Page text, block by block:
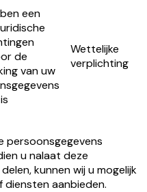
een
de
van uw
Wettelijke
verplichting
persoonsgegevens
u nalaat deze
kunnen wij u mogelijk
aanbieden.